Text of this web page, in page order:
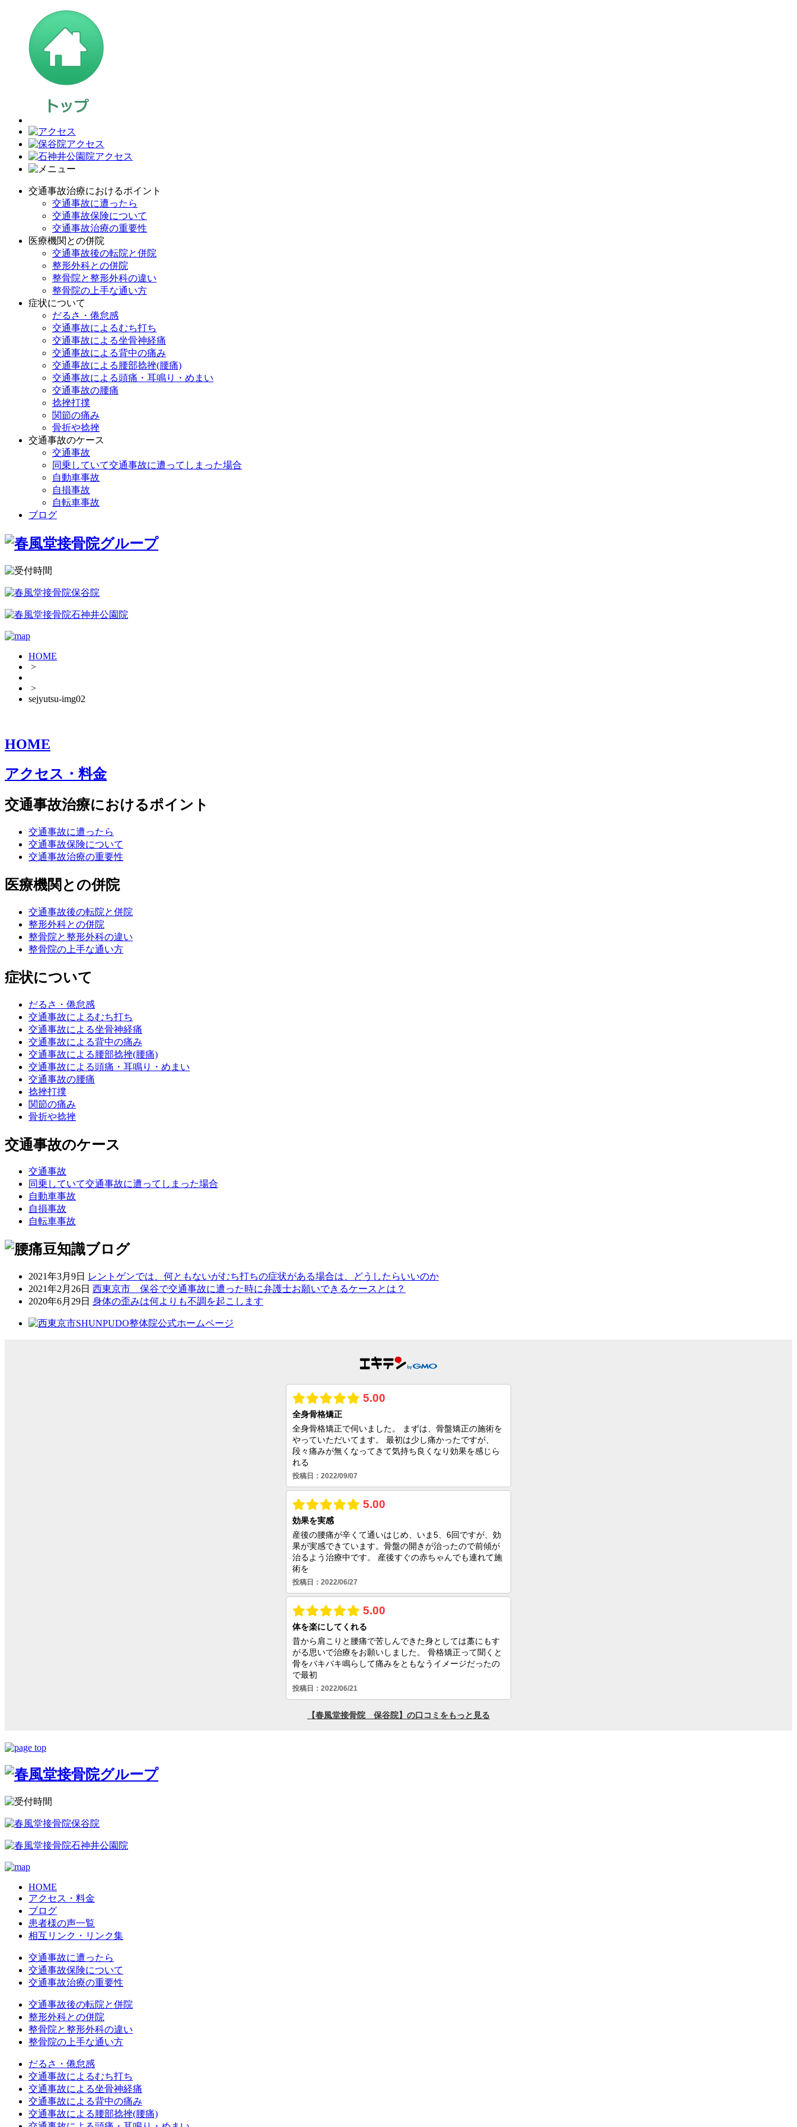
交通事故治療におけるポイント
交通事故に遭ったら
交通事故保険について
交通事故治療の重要性
医療機関との併院
交通事故後の転院と併院
整形外科との併院
整骨院と整形外科の違い
整骨院の上手な通い方
症状について
だるさ・倦怠感
交通事故によるむち打ち
交通事故による坐骨神経痛
交通事故による背中の痛み
交通事故による腰部捻挫(腰痛)
交通事故による頭痛・耳鳴り・めまい
交通事故の腰痛
捻挫打撲
関節の痛み
骨折や捻挫
交通事故のケース
交通事故
同乗していて交通事故に遭ってしまった場合
自動車事故
自損事故
自転車事故
ブログ
HOME
>
>
sejyutsu-img02
HOME
アクセス・料金
交通事故治療におけるポイント
交通事故に遭ったら
交通事故保険について
交通事故治療の重要性
医療機関との併院
交通事故後の転院と併院
整形外科との併院
整骨院と整形外科の違い
整骨院の上手な通い方
症状について
だるさ・倦怠感
交通事故によるむち打ち
交通事故による坐骨神経痛
交通事故による背中の痛み
交通事故による腰部捻挫(腰痛)
交通事故による頭痛・耳鳴り・めまい
交通事故の腰痛
捻挫打撲
関節の痛み
骨折や捻挫
交通事故のケース
交通事故
同乗していて交通事故に遭ってしまった場合
自動車事故
自損事故
自転車事故
2021年3月9日 レントゲンでは、何ともないがむち打ちの症状がある場合は、どうしたらいいのか
2021年2月26日 西東京市 保谷で交通事故に遭った時に弁護士お願いできるケースとは？
2020年6月29日 身体の歪みは何よりも不調を起こします
HOME
アクセス・料金
ブログ
患者様の声一覧
相互リンク・リンク集
交通事故に遭ったら
交通事故保険について
交通事故治療の重要性
交通事故後の転院と併院
整形外科との併院
整骨院と整形外科の違い
整骨院の上手な通い方
だるさ・倦怠感
交通事故によるむち打ち
交通事故による坐骨神経痛
交通事故による背中の痛み
交通事故による腰部捻挫(腰痛)